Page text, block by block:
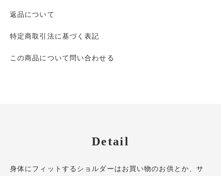
返品について
特定商取引法に基づく表記
この商品について問い合わせる
Detail
身体にフィットするショルダーはお買い物のお供とか、サ